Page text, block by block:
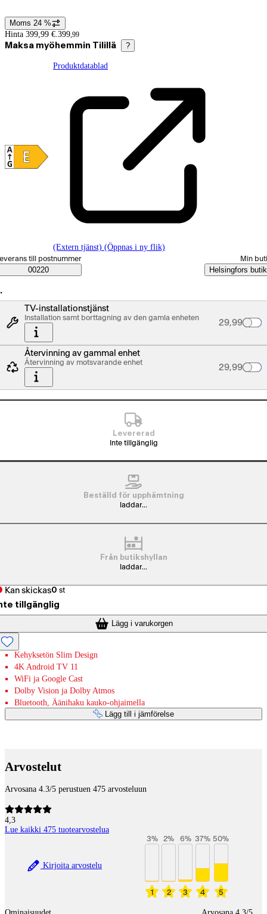
Prisinformation
Moms 24 %
Hinta 399,99 €. 399,99
Maksa myöhemmin Tilillä ?
Produktdatablad
(Extern tjänst) (Öppnas i ny flik)
Saatavuustiedot
beställningssätt
till postnummer
00220
Min
Helsingfors butik
TV-installationstjänst
Installation samt borttagning av den gamla enheten
Palvelun
29,99
Återvinning av gammal enhet
Återvinning av motsvarande enhet
Palvelun
29,99
Levererad
Inte tillgänglig
Beställd för upphämtning
laddar...
Från butikshyllan
laddar...
Kan skickas0 st
tillgänglig
Lägg i varukorgen
Kehyksetön Slim Design
4K Android TV 11
WiFi ja Google Cast
Dolby Vision ja Dolby Atmos
Bluetooth, Äänihaku kauko-ohjaimella
Lägg till i jämförelse
Arvostelut
Arvosana 4.3/5 perustuen 475 arvosteluun
4,3
Lue kaikki 475 tuotearvostelua
Kirjoita arvostelu
1
3%
2
2%
3
6%
4
37%
5
50%